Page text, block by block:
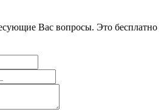
Вас вопросы. Это бесплатно